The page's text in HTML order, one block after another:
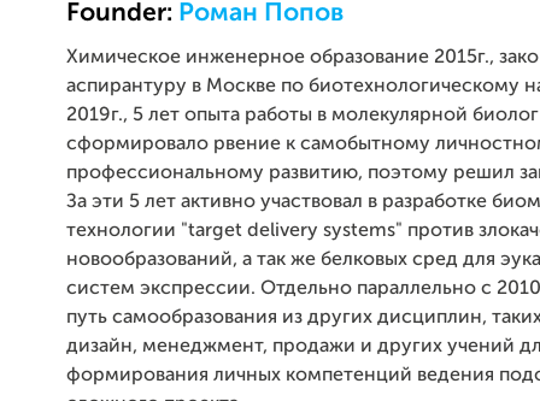
Founder: Роман Попов
Химическое инженерное образование 2015г.,
аспирантуру в Москве по биотехнологическому
2019г., 5 лет опыта работы в молекулярной
сформировало рвение к самобытному
профессиональному развитию, поэтому решил
За эти 5 лет активно участвовал в разработке
технологии "target delivery systems" против
новообразований, а так же белковых сред для
систем экспрессии. Отдельно параллельно с
путь самообразования из других дисциплин,
дизайн, менеджмент, продажи и других учений
формирования личных компетенций ведения